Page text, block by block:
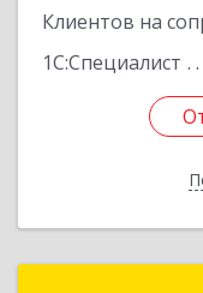
Клиентов на
1С:Специалист